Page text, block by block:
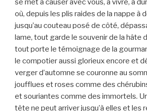
se met à causer avec vous, à vivre, à
où, depuis les plis raides de la nappe à
jusqu’au couteau posé de côté,
lame, tout garde le souvenir de la hâte
tout porte le témoignage de la
le compotier aussi glorieux encore et
verger d’automne se couronne au
joufflues et roses comme des
et souriantes comme des immortels.
tête ne peut arriver jusqu’à elles et les